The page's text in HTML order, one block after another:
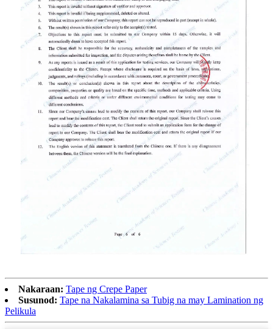
Nakaraan: Tape ng Crepe Paper
Susunod: Tape na Nakalamina sa Tubig na may Lamination ng
Pelikula